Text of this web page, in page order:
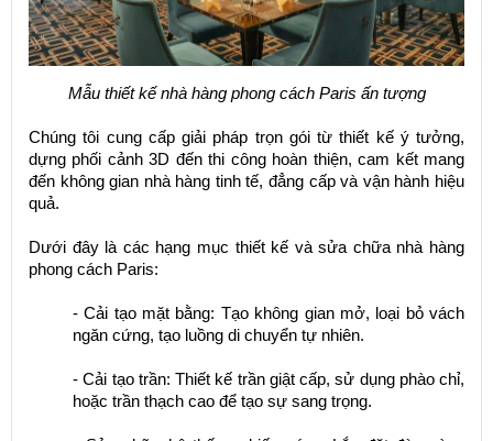
Mẫu thiết kế nhà hàng phong cách Paris ấn tượng
Chúng tôi cung cấp giải pháp trọn gói từ thiết kế ý tưởng,
dựng phối cảnh 3D đến thi công hoàn thiện, cam kết mang
đến không gian nhà hàng tinh tế, đẳng cấp và vận hành hiệu
quả.
Dưới đây là các hạng mục thiết kế và sửa chữa nhà hàng
phong cách Paris:
- Cải tạo mặt bằng: Tạo không gian mở, loại bỏ vách
ngăn cứng, tạo luồng di chuyển tự nhiên.
- Cải tạo trần: Thiết kế trần giật cấp, sử dụng phào chỉ,
hoặc trần thạch cao để tạo sự sang trọng.